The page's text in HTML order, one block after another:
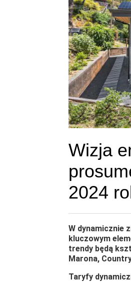
Wizja
2024
W dynamicznie
kluczowym
trendy będą
Marona,
Taryfy